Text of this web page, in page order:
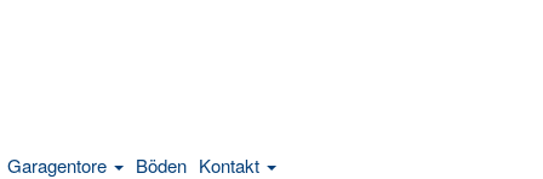
Garagentore Böden Kontakt